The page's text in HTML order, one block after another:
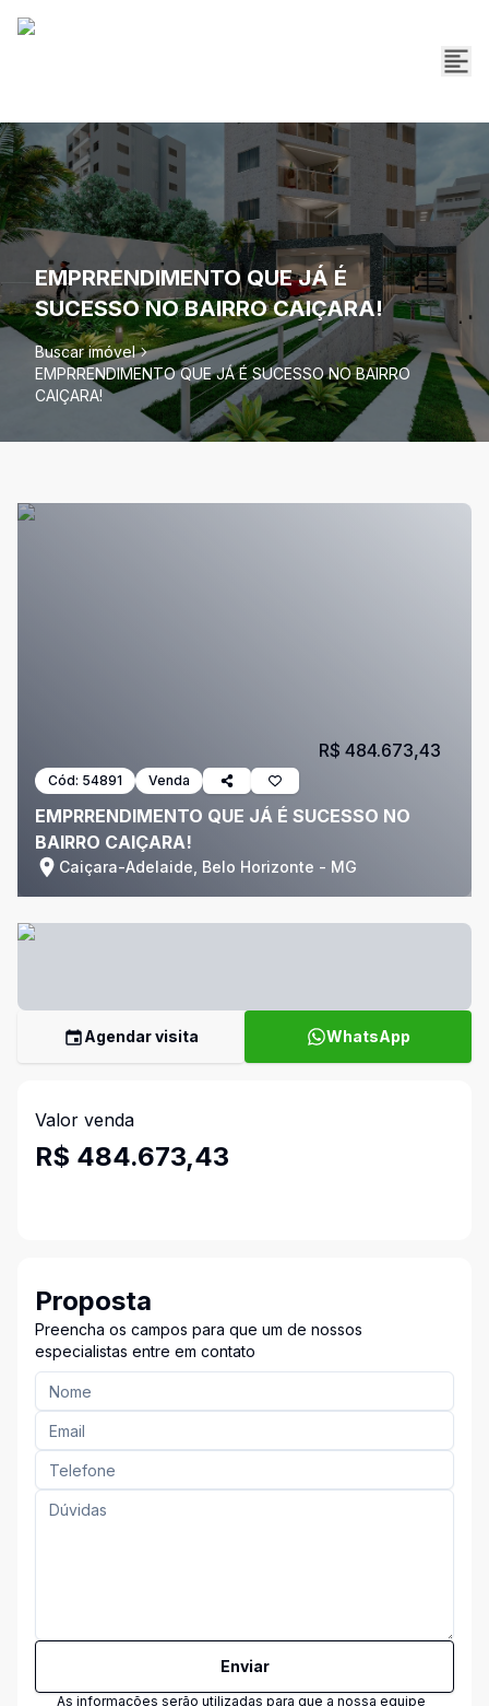
EMPRRENDIMENTO QUE JÁ É
SUCESSO NO BAIRRO CAIÇARA!
Buscar imóvel
EMPRRENDIMENTO QUE JÁ É SUCESSO NO BAIRRO
CAIÇARA!
Cód: 54891 Venda
EMPRRENDIMENTO QUE JÁ É SUCESSO NO
BAIRRO CAIÇARA!
Caiçara-Adelaide, Belo Horizonte - MG
R$ 484.673,43
Agendar visita WhatsApp
Valor venda
R$ 484.673,43
Proposta
Preencha os campos para que um de nossos
especialistas entre em contato
Enviar
As informações serão utilizadas para que a nossa equipe